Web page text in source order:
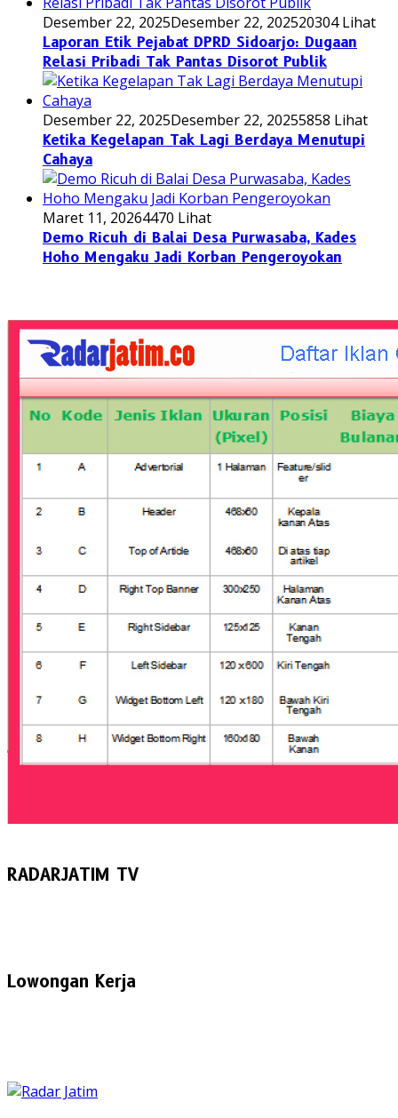
Desember 22, 2025Desember 22, 202520304 Lihat
Laporan Etik Pejabat DPRD Sidoarjo: Dugaan
Relasi Pribadi Tak Pantas Disorot Publik
Desember 22, 2025Desember 22, 20255858 Lihat
Ketika Kegelapan Tak Lagi Berdaya Menutupi
Cahaya
Maret 11, 20264470 Lihat
Demo Ricuh di Balai Desa Purwasaba, Kades
Hoho Mengaku Jadi Korban Pengeroyokan
RADARJATIM TV
Lowongan Kerja